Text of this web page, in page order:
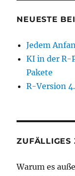
NEUESTE
Jedem
KI in der R-
Pakete
R-Version
ZUFÄLLIGES
Warum es